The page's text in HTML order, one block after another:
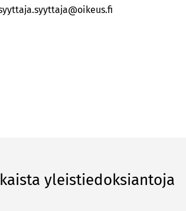
yleistiedoksiantoja